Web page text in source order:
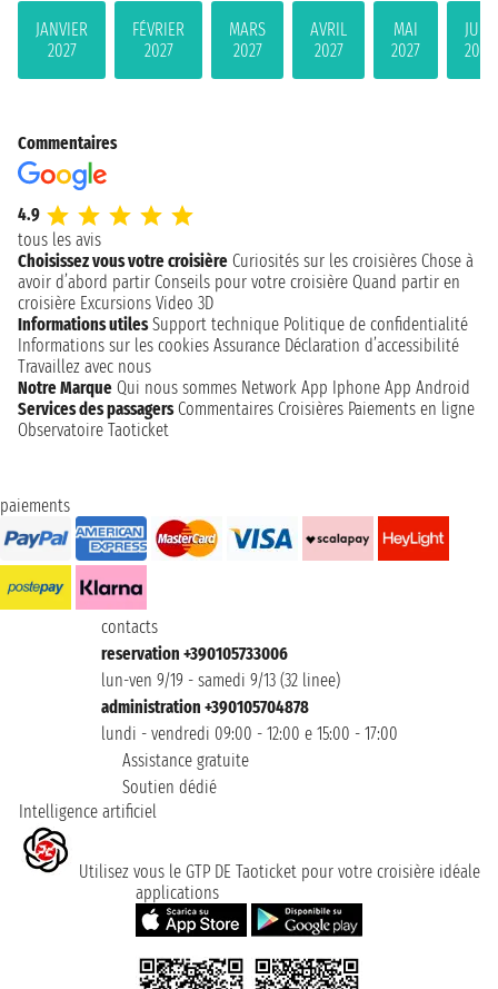
JANVIER
2027
FÉVRIER
2027
MARS
2027
AVRIL
2027
MAI
2027
JUIN
2027
Commentaires
4.9
tous les avis
Choisissez vous votre croisière Curiosités sur les croisières Chose à
avoir d’abord partir Conseils pour votre croisière Quand partir en
croisière Excursions Video 3D
Informations utiles Support technique Politique de confidentialité
Informations sur les cookies Assurance Déclaration d’accessibilité
Travaillez avec nous
Notre Marque Qui nous sommes Network App Iphone App Android
Services des passagers Commentaires Croisières Paiements en ligne
Observatoire Taoticket
paiements
contacts
reservation +390105733006
lun-ven 9/19 - samedi 9/13 (32 linee)
administration +390105704878
lundi - vendredi 09:00 - 12:00 e 15:00 - 17:00
Assistance gratuite
Soutien dédié
Intelligence artificiel
Utilisez vous le GTP DE Taoticket pour votre croisière idéale
applications